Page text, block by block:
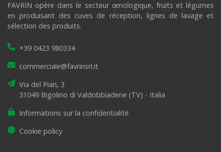
FAVRIN opère dans le secteur œnologique, fruits et légumes
en produisant des cuves de réception, lignes de lavage et
sélection des produits.
+39 0423 980334
commerciale@favrinsrl.it
Via del Pian, 3
31049 Bigolino di Valdobbiadene (TV) - Italia
Informations sur la confidentialité
Cookie policy